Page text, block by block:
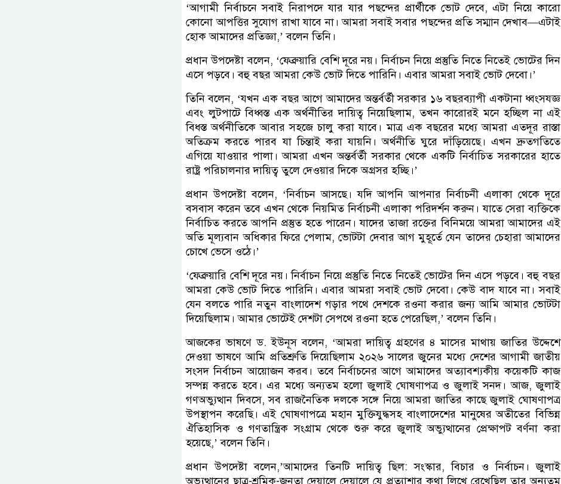
‘আগামী নির্বাচনে সবাই নিরাপদে যার যার পছন্দের প্রার্থীকে ভোট দেবে, এটা নিয়ে কারো
কোনো আপত্তির সুযোগ রাখা যাবে না। আমরা সবাই সবার পছন্দের প্রতি সম্মান দেখাব—এটাই
হোক আমাদের প্রতিজ্ঞা,’ বলেন তিনি।
প্রধান উপদেষ্টা বলেন, ‘ফেব্রুয়ারি বেশি দূরে নয়। নির্বাচন নিয়ে প্রস্তুতি নিতে নিতেই ভোটের দিন
এসে পড়বে। বহু বছর আমরা কেউ ভোট দিতে পারিনি। এবার আমরা সবাই ভোট দেবো।’
তিনি বলেন, ‘যখন এক বছর আগে আমাদের অন্তর্বর্তী সরকার ১৬ বছরব্যাপী একটানা ধ্বংসযজ্ঞ
এবং লুটপাটে বিধ্বস্ত এক অর্থনীতির দায়িত্ব নিয়েছিলাম, তখন কারোরই মনে হচ্ছিল না এই
বিধস্ত অর্থনীতিকে আবার সহজে চালু করা যাবে। মাত্র এক বছরের মধ্যে আমরা এতদূর রাস্তা
অতিক্রম করতে পারব যা চিন্তাই করা যায়নি। অর্থনীতি ঘুরে দাঁড়িয়েছে। এখন দ্রুতগতিতে
এগিয়ে যাওয়ার পালা। আমরা এখন অন্তর্বর্তী সরকার থেকে একটি নির্বাচিত সরকারের হাতে
রাষ্ট্র পরিচালনার দায়িত্ব তুলে দেওয়ার দিকে অগ্রসর হচ্ছি।’
প্রধান উপদেষ্টা বলেন, ‘নির্বাচন আসছে। যদি আপনি আপনার নির্বাচনী এলাকা থেকে দূরে
বসবাস করেন তবে এখন থেকে নিয়মিত নির্বাচনী এলাকা পরিদর্শন করুন। যাতে সেরা ব্যক্তিকে
নির্বাচিত করতে আপনি প্রস্তুত হতে পারেন। যাদের তাজা রক্তের বিনিময়ে আমরা আমাদের এই
অতি মূল্যবান অধিকার ফিরে পেলাম, ভোটটা দেবার আগ মুহূর্তে যেন তাদের চেহারা আমাদের
চোখে ভেসে ওঠে।’
‘ফেব্রুয়ারি বেশি দূরে নয়। নির্বাচন নিয়ে প্রস্তুতি নিতে নিতেই ভোটের দিন এসে পড়বে। বহু বছর
আমরা কেউ ভোট দিতে পারিনি। এবার আমরা সবাই ভোট দেবো। কেউ বাদ যাবে না। সবাই
যেন বলতে পারি নতুন বাংলাদেশ গড়ার পথে দেশকে রওনা করার জন্য আমি আমার ভোটটা
দিয়েছিলাম। আমার ভোটেই দেশটা সেপথে রওনা হতে পেরেছিল,’ বলেন তিনি।
আজকের ভাষণে ড. ইউনূস বলেন, ‘আমরা দায়িত্ব গ্রহণের ৪ মাসের মাথায় জাতির উদ্দেশে
দেওয়া ভাষণে আমি প্রতিশ্রুতি দিয়েছিলাম ২০২৬ সালের জুনের মধ্যে দেশের আগামী জাতীয়
সংসদ নির্বাচন আয়োজন করব। তবে নির্বাচনের আগে আমাদের অত্যাবশ্যকীয় কয়েকটি কাজ
সম্পন্ন করতে হবে। এর মধ্যে অন্যতম হলো জুলাই ঘোষণাপত্র ও জুলাই সনদ। আজ, জুলাই
গণঅভ্যুত্থান দিবসে, সব রাজনৈতিক দলকে সঙ্গে নিয়ে আমরা জাতির কাছে জুলাই ঘোষণাপত্র
উপস্থাপন করেছি। এই ঘোষণাপত্রে মহান মুক্তিযুদ্ধসহ বাংলাদেশের মানুষের অতীতের বিভিন্ন
ঐতিহাসিক ও গণতান্ত্রিক সংগ্রাম থেকে শুরু করে জুলাই অভ্যুত্থানের প্রেক্ষাপট বর্ণনা করা
হয়েছে,’ বলেন তিনি।
প্রধান উপদেষ্টা বলেন,’আমাদের তিনটি দায়িত্ব ছিল: সংস্কার, বিচার ও নির্বাচন। জুলাই
অভ্যুত্থানের ছাত্র-শ্রমিক-জনতা দেয়ালে দেয়ালে যে প্রত্যাশার কথা লিখে রেখেছিল তার অন্যতম